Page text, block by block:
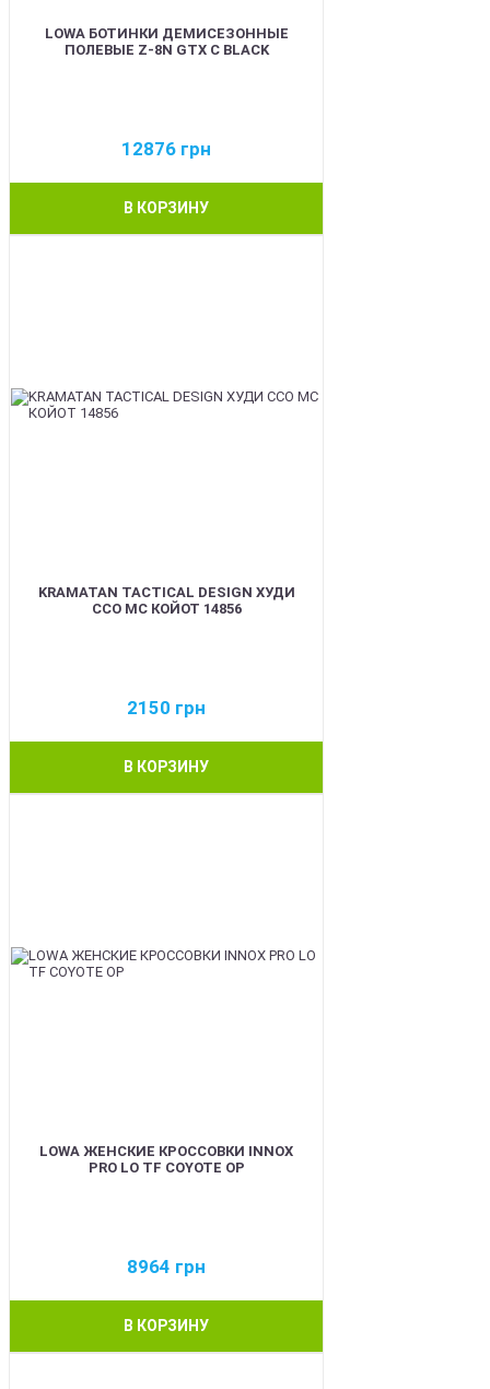
LOWA БОТИНКИ ДЕМИСЕЗОННЫЕ
ПОЛЕВЫЕ Z-8N GTX C BLACK
12876 грн
В КОРЗИНУ
KRAMATAN TACTICAL DESIGN ХУДИ
ССО МС КОЙОТ 14856
2150 грн
В КОРЗИНУ
LOWA ЖЕНСКИЕ КРОССОВКИ INNOX
PRO LO TF COYOTE OP
8964 грн
В КОРЗИНУ